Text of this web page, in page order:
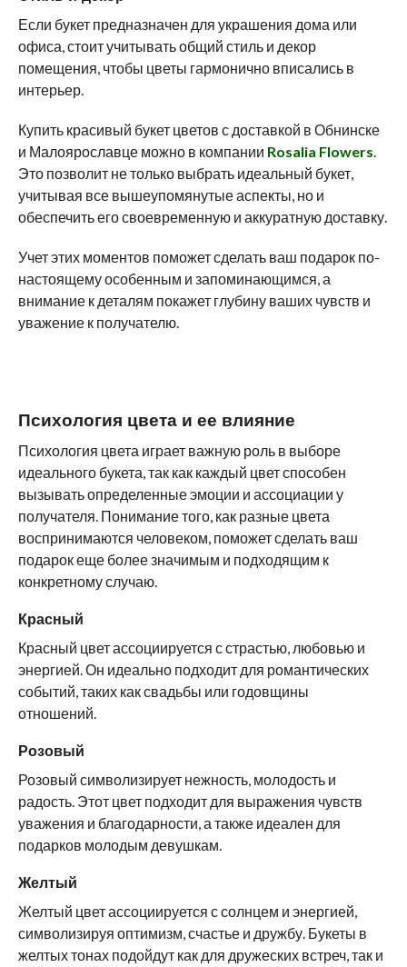
Если букет предназначен для украшения дома или
офиса, стоит учитывать общий стиль и декор
помещения, чтобы цветы гармонично вписались в
интерьер.
Купить красивый букет цветов с доставкой в Обнинске
и Малоярославце можно в компании Rosalia Flowers.
Это позволит не только выбрать идеальный букет,
учитывая все вышеупомянутые аспекты, но и
обеспечить его своевременную и аккуратную доставку.
Учет этих моментов поможет сделать ваш подарок по-
настоящему особенным и запоминающимся, а
внимание к деталям покажет глубину ваших чувств и
уважение к получателю.
Психология цвета и ее влияние
Психология цвета играет важную роль в выборе
идеального букета, так как каждый цвет способен
вызывать определенные эмоции и ассоциации у
получателя. Понимание того, как разные цвета
воспринимаются человеком, поможет сделать ваш
подарок еще более значимым и подходящим к
конкретному случаю.
Красный
Красный цвет ассоциируется с страстью, любовью и
энергией. Он идеально подходит для романтических
событий, таких как свадьбы или годовщины
отношений.
Розовый
Розовый символизирует нежность, молодость и
радость. Этот цвет подходит для выражения чувств
уважения и благодарности, а также идеален для
подарков молодым девушкам.
Желтый
Желтый цвет ассоциируется с солнцем и энергией,
символизируя оптимизм, счастье и дружбу. Букеты в
желтых тонах подойдут как для дружеских встреч, так и